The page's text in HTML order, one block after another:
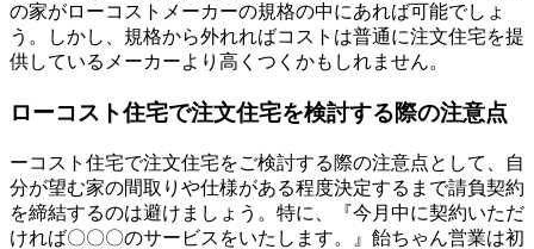
の家がローコストメーカーの規格の中にあれば可能でしょ
う。しかし、規格から外れればコストは普通に注文住宅を提
供しているメーカーより高くつくかもしれません。
ローコスト住宅で注文住宅を検討する際の注意点
ーコスト住宅で注文住宅をご検討する際の注意点として、自
分が望む家の間取りや仕様がある程度決定するまで請負契約
を締結するのは避けましょう。特に、『今月中に契約いただ
ければ〇〇〇のサービスをいたします。』飴ちゃん営業は初